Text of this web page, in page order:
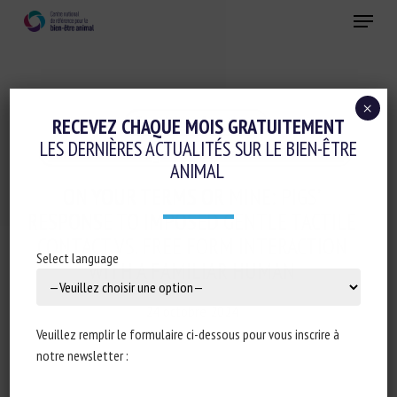
Menu
Cognition-émotions
Conduite d'élevage et relations humain-animal
RESPONSE TO IMPOSED GENTLE TACTILE
CONTACT VS. FREE FORM INTERACTION
WITH A FAMILIAR HUMAN
RECEVEZ CHAQUE MOIS GRATUITEMENT
LES DERNIÈRES ACTUALITÉS SUR LE BIEN-ÊTRE
ANIMAL
Select language
Veuillez remplir le formulaire ci-dessous pour vous inscrire à
notre newsletter :
×